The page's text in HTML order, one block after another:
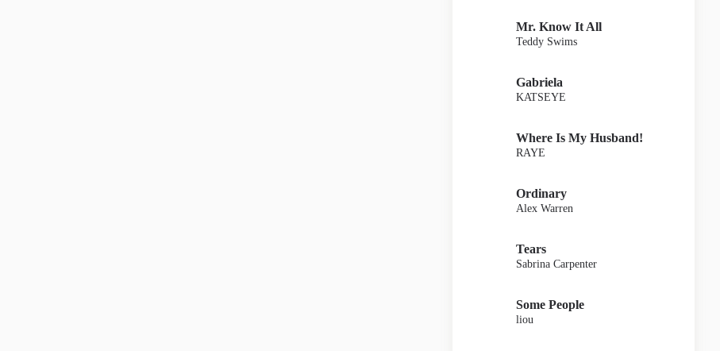
Mr. Know It All
Teddy Swims
Gabriela
KATSEYE
Where Is My Husband!
RAYE
Ordinary
Alex Warren
Tears
Sabrina Carpenter
Some People
liou